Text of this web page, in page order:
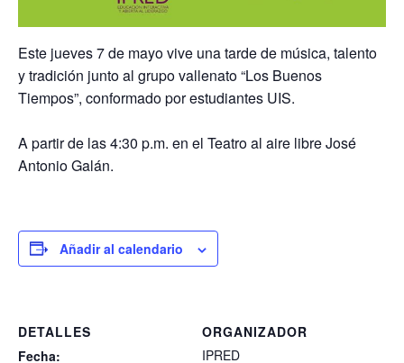
Este jueves 7 de mayo vive una tarde de música, talento
y tradición junto al grupo vallenato “Los Buenos
Tiempos”, conformado por estudiantes UIS.
A partir de las4:30 p.m. en el Teatro al aire libre José
Antonio Galán.
Añadir al calendario
DETALLES
Fecha:
ORGANIZADOR
IPRED